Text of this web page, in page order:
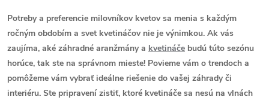
Potreby a preferencie milovníkov kvetov sa menia s každým
ročným obdobím a svet kvetináčov nie je výnimkou. Ak vás
zaujíma, aké záhradné aranžmány a kvetináče budú túto sezónu
horúce, tak ste na správnom mieste! Povieme vám o trendoch a
pomôžeme vám vybrať ideálne riešenie do vašej záhrady či
interiéru. Ste pripravení zistiť, ktoré kvetináče sa nesú na vlnách